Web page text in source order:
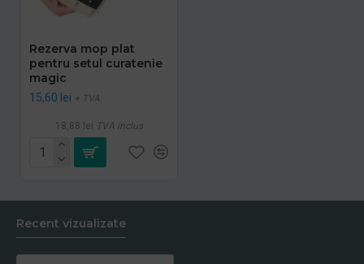
Rezerva mop plat
pentru setul curatenie
magic
15,60 lei + TVA
18,88 lei TVA inclus
Recent vizualizate